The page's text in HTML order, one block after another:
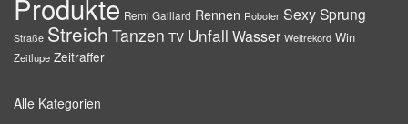
Produkte Remi Gaillard Rennen Roboter SexySprung
Straße Streich Tanzen TV Unfall Wasser Weltrekord Win
Zeitlupe Zeitraffer
Alle Kategorien